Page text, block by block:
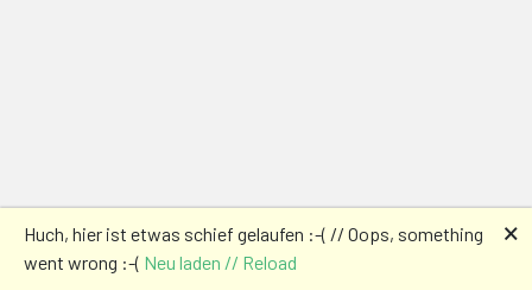
Huch, hier ist etwas schief gelaufen :-( // Oops, something
went wrong :-( Neu laden // Reload
🗙